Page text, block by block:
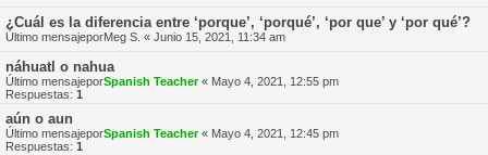
¿Cuál es la diferencia entre ‘porque’, ‘porqué’, ‘por que’ y ‘por qué’?
Último mensajeporMeg S. « Junio 15, 2021, 11:34 am
náhuatl o nahua
Último mensajeporSpanish Teacher« Mayo 4, 2021, 12:55 pm
Respuestas: 1
aún o aun
Último mensajeporSpanish Teacher« Mayo 4, 2021, 12:45 pm
Respuestas: 1